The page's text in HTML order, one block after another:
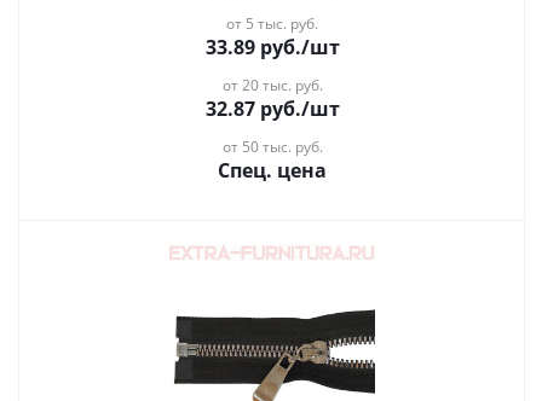
от 5 тыс. руб.
33.89руб./шт
от 20 тыс. руб.
32.87руб./шт
от 50 тыс. руб.
Спец. цена